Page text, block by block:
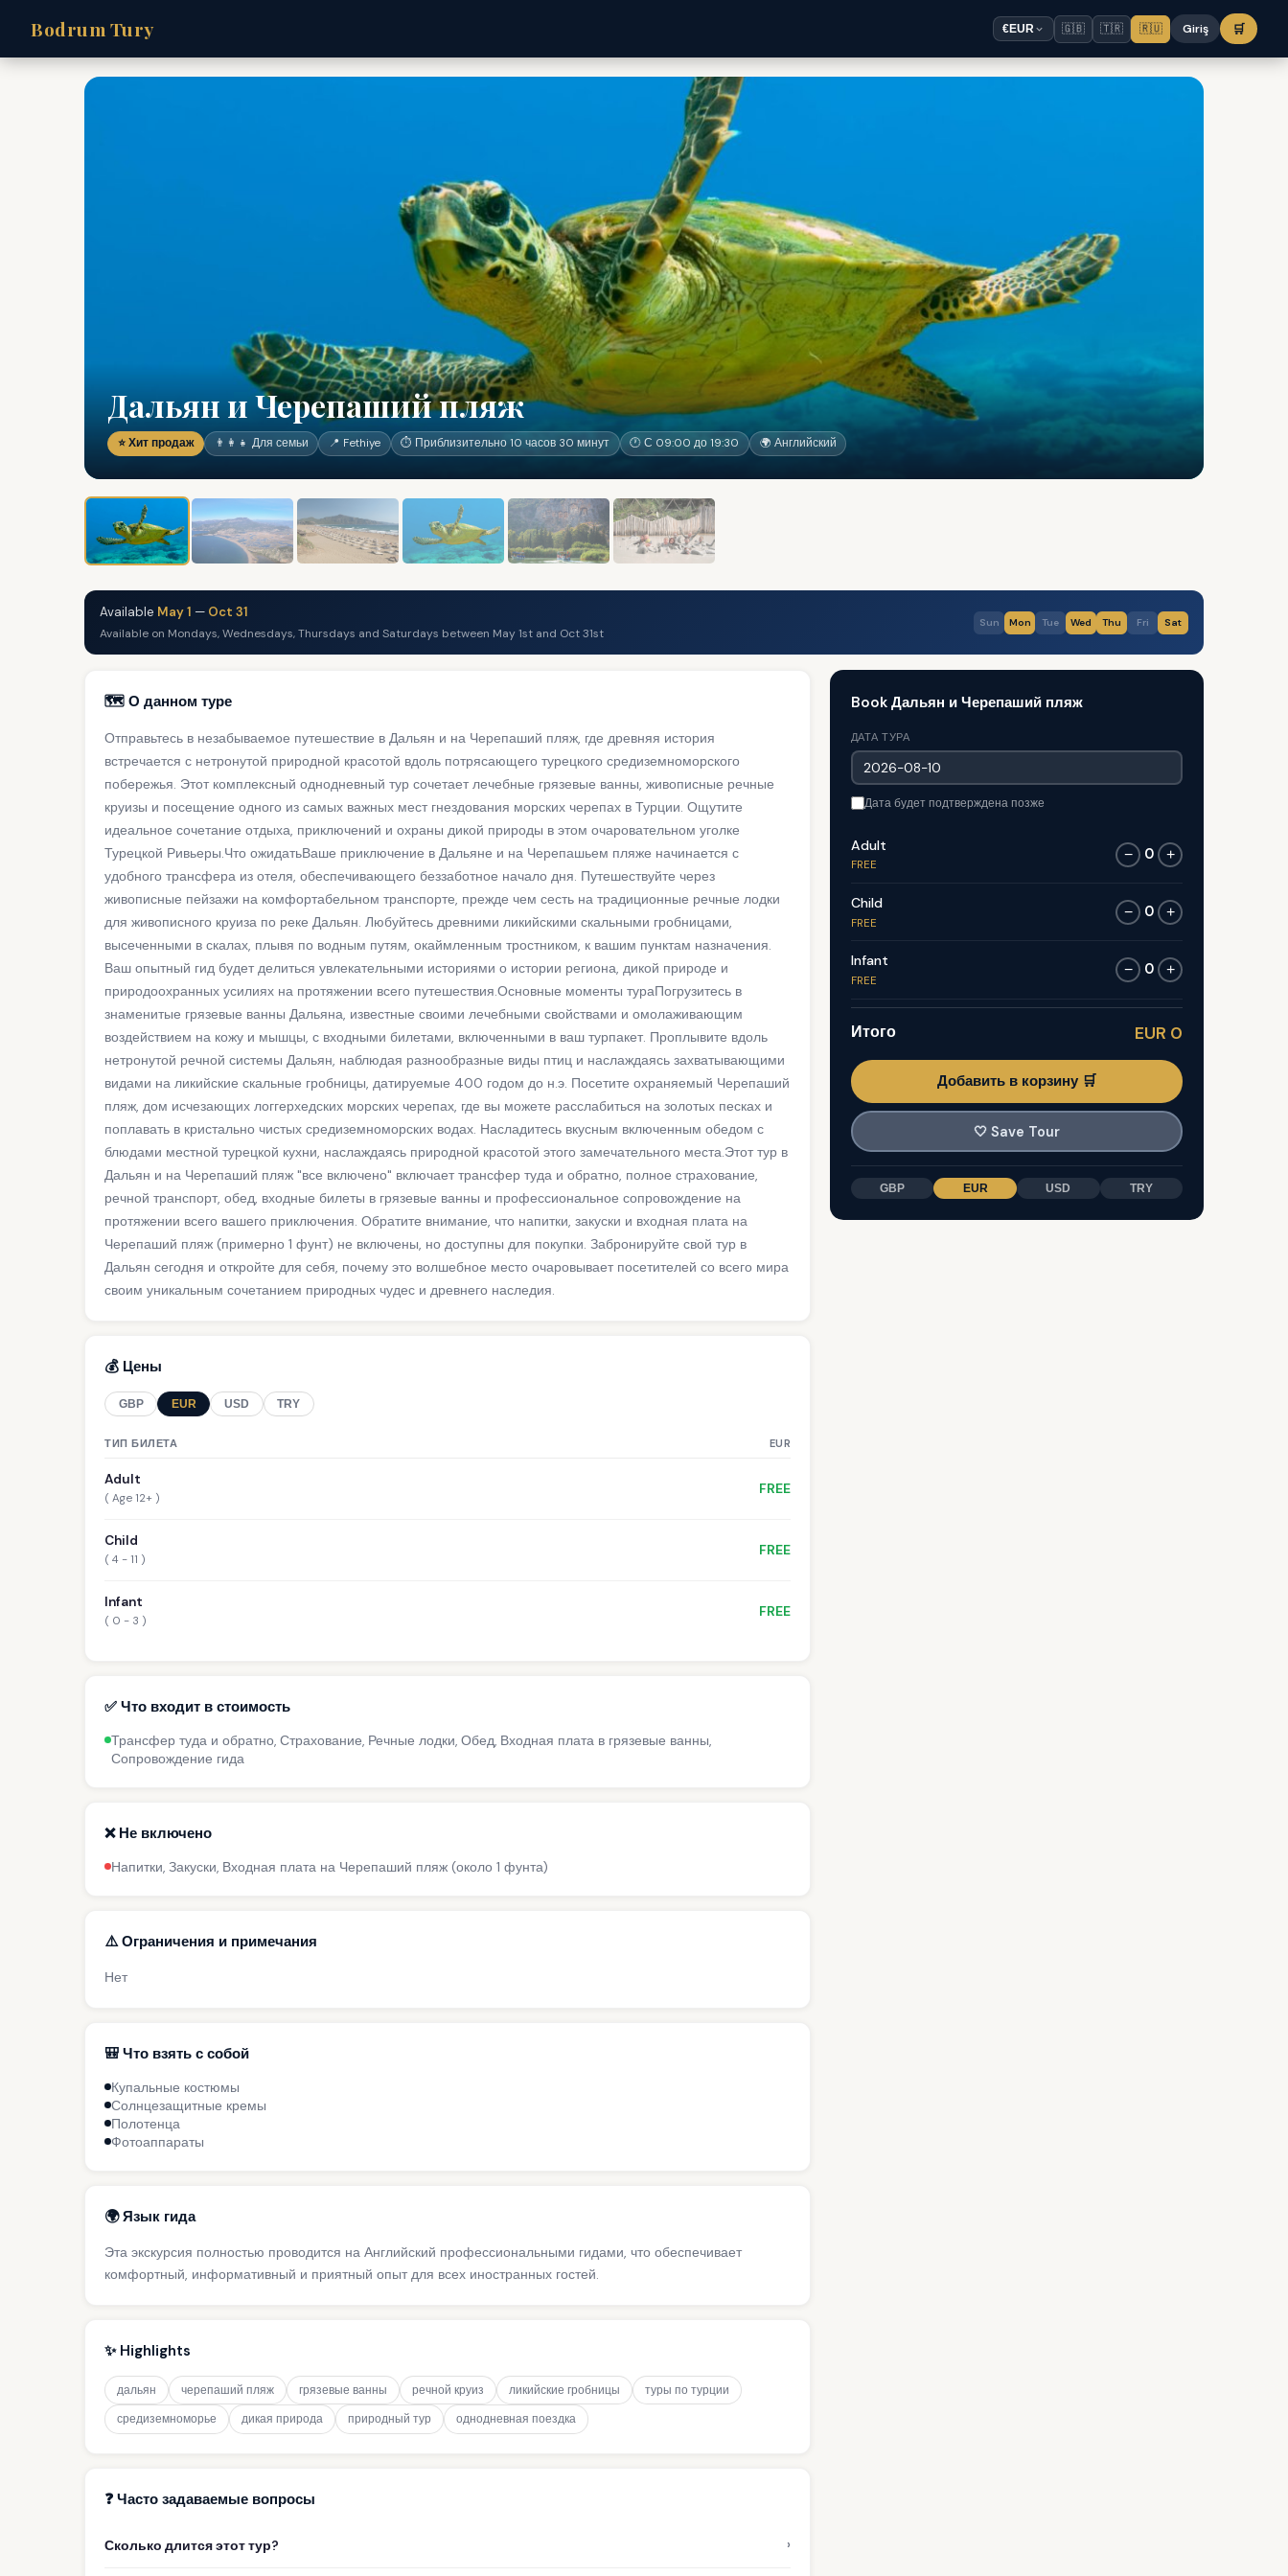
Bodrum Tury €EUR 🇬🇧 🇹🇷 🇷🇺 Giriş 🛒
Дальян и Черепаший пляж
⭐ Хит продаж 👨‍👩‍👧 Для семьи 📍 Fethiye ⏱ Приблизительно 10 часов 30 минут 🕐 С 09:00 до 19:30 🌍 Английский
Available May 1 — Oct 31
Available on Mondays, Wednesdays, Thursdays and Saturdays between May 1st and Oct 31st
Sun Mon Tue Wed Thu Fri Sat
🗺️ О данном туре
Отправьтесь в незабываемое путешествие в Дальян и на Черепаший пляж, где древняя история
встречается с нетронутой природной красотой вдоль потрясающего турецкого средиземноморского
побережья. Этот комплексный однодневный тур сочетает лечебные грязевые ванны, живописные речные
круизы и посещение одного из самых важных мест гнездования морских черепах в Турции. Ощутите
идеальное сочетание отдыха, приключений и охраны дикой природы в этом очаровательном уголке
Турецкой Ривьеры.Что ожидатьВаше приключение в Дальяне и на Черепашьем пляже начинается с
удобного трансфера из отеля, обеспечивающего беззаботное начало дня. Путешествуйте через
живописные пейзажи на комфортабельном транспорте, прежде чем сесть на традиционные речные лодки
для живописного круиза по реке Дальян. Любуйтесь древними ликийскими скальными гробницами,
высеченными в скалах, плывя по водным путям, окаймленным тростником, к вашим пунктам назначения.
Ваш опытный гид будет делиться увлекательными историями о истории региона, дикой природе и
природоохранных усилиях на протяжении всего путешествия.Основные моменты тураПогрузитесь в
знаменитые грязевые ванны Дальяна, известные своими лечебными свойствами и омолаживающим
воздействием на кожу и мышцы, с входными билетами, включенными в ваш турпакет. Проплывите вдоль
нетронутой речной системы Дальян, наблюдая разнообразные виды птиц и наслаждаясь захватывающими
видами на ликийские скальные гробницы, датируемые 400 годом до н.э. Посетите охраняемый Черепаший
пляж, дом исчезающих логгерхедских морских черепах, где вы можете расслабиться на золотых песках и
поплавать в кристально чистых средиземноморских водах. Насладитесь вкусным включенным обедом с
блюдами местной турецкой кухни, наслаждаясь природной красотой этого замечательного места.Этот тур в
Дальян и на Черепаший пляж "все включено" включает трансфер туда и обратно, полное страхование,
речной транспорт, обед, входные билеты в грязевые ванны и профессиональное сопровождение на
протяжении всего вашего приключения. Обратите внимание, что напитки, закуски и входная плата на
Черепаший пляж (примерно 1 фунт) не включены, но доступны для покупки. Забронируйте свой тур в
Дальян сегодня и откройте для себя, почему это волшебное место очаровывает посетителей со всего мира
своим уникальным сочетанием природных чудес и древнего наследия.
💰 Цены
GBP EUR USD TRY
ТИП БИЛЕТА EUR
Adult
( Age 12+ )
FREE
Child
( 4 - 11 )
FREE
Infant
( 0 - 3 )
FREE
✅ Что входит в стоимость
Трансфер туда и обратно, Страхование, Речные лодки, Обед, Входная плата в грязевые ванны,
Сопровождение гида
❌ Не включено
Напитки, Закуски, Входная плата на Черепаший пляж (около 1 фунта)
⚠️ Ограничения и примечания
Нет
🎒 Что взять с собой
Купальные костюмы
Солнцезащитные кремы
Полотенца
Фотоаппараты
🌍 Язык гида
Эта экскурсия полностью проводится на Английский профессиональными гидами, что обеспечивает
комфортный, информативный и приятный опыт для всех иностранных гостей.
✨ Highlights
дальян черепаший пляж грязевые ванны речной круиз ликийские гробницы
туры по турции
средиземноморье
дикая природа природный тур однодневная поездка
❓ Часто задаваемые вопросы
Сколько длится этот тур? ›
Book Дальян и Черепаший пляж
ДАТА ТУРА
Дата будет подтверждена позже
Adult
FREE
− 0 +
Child
FREE
− 0 +
Infant
FREE
− 0 +
Итого EUR 0
Добавить в корзину 🛒
🤍 Save Tour
GBP EUR USD TRY